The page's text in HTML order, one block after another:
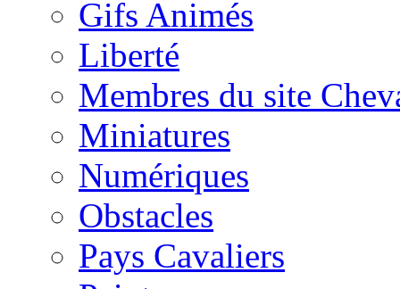
Gifs Animés
Liberté
Membres du site
Miniatures
Numériques
Obstacles
Pays Cavaliers